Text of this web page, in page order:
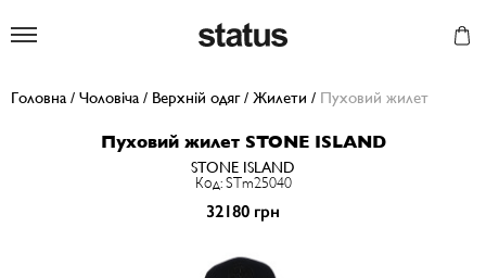
Головна / Чоловіча / Верхній одяг/ Жилети / Пуховий жилет
Пуховий жилет STONE ISLAND
STONE ISLAND
Код: STm25040
32180 грн